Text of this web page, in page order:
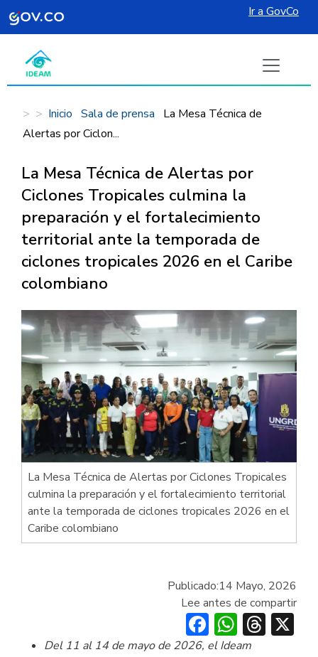
Pasar al contenido principal Ir a GovCo
Inicio Sala de prensa
La Mesa Técnica de
Alertas por Ciclon...
La Mesa Técnica de Alertas por
Ciclones Tropicales culmina la
preparación y el fortalecimiento
territorial ante la temporada de
ciclones tropicales 2026 en el Caribe
colombiano
La Mesa Técnica de Alertas por Ciclones Tropicales
culmina la preparación y el fortalecimiento territorial
ante la temporada de ciclones tropicales 2026 en el
Caribe colombiano
Publicado:14 Mayo, 2026
Lee antes de compartir
Facebook
Del 11 al 14 de mayo de 2026, el Ideam